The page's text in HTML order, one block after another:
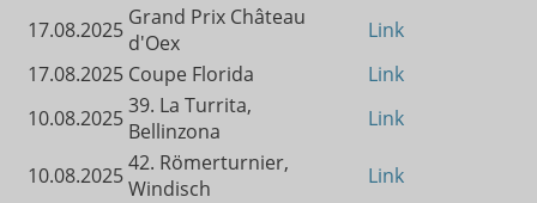
17.08.2025 Grand Prix Château
d'Oex
Link
17.08.2025 Coupe Florida
Link
10.08.202539. La Turrita,
Bellinzona
Link
10.08.202542. Römerturnier,
Windisch
Link